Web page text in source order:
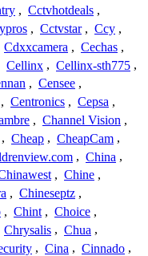
, Cctvhotdeals ,
, Cctvstar , Ccy ,
Cdxxcamera , Cechas ,
Cellinx , Cellinx-sth775 ,
, Censee ,
, Centronics , Cepsa ,
, Channel Vision ,
, Cheap , CheapCam ,
, China ,
, Chine ,
, Chineseptz ,
, Chint , Choice ,
Chrysalis , Chua ,
, Cina , Cinnado ,